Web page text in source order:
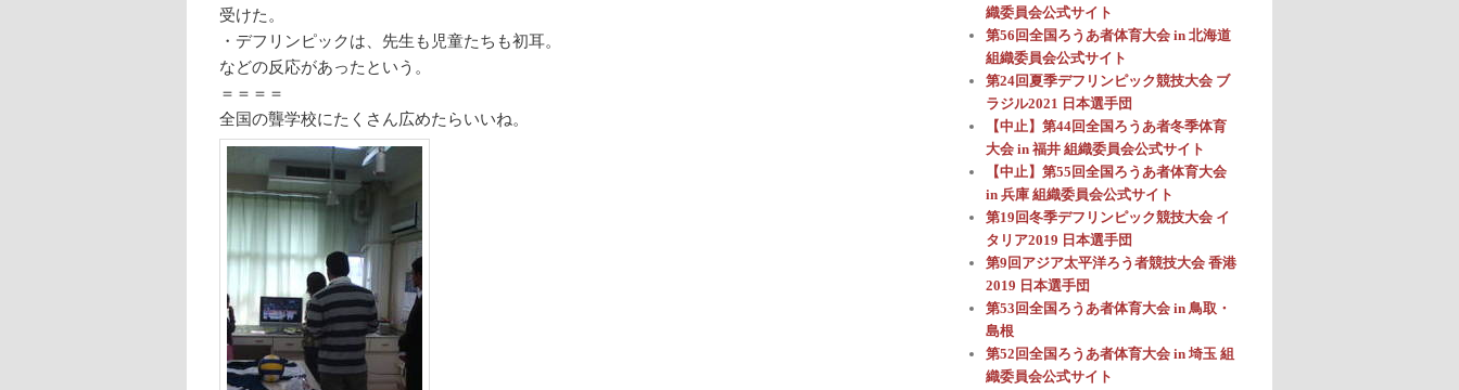
受けた。
・デフリンピックは、先生も児童たちも初耳。
などの反応があったという。
＝＝＝＝
全国の聾学校にたくさん広めたらいいね。
織委員会公式サイト
第56回全国ろうあ者体育大会 in 北海道
組織委員会公式サイト
第24回夏季デフリンピック競技大会 ブ
ラジル2021 日本選手団
【中止】第44回全国ろうあ者冬季体育
大会 in 福井 組織委員会公式サイト
【中止】第55回全国ろうあ者体育大会
in 兵庫 組織委員会公式サイト
第19回冬季デフリンピック競技大会 イ
タリア2019 日本選手団
第9回アジア太平洋ろう者競技大会 香港
2019 日本選手団
第53回全国ろうあ者体育大会 in 鳥取・
島根
第52回全国ろうあ者体育大会 in 埼玉 組
織委員会公式サイト